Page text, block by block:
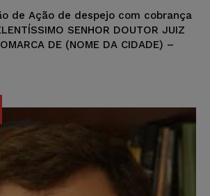
de Ação de despejo com cobrança
SENHOR DOUTOR JUIZ
DE (NOME DA CIDADE) –